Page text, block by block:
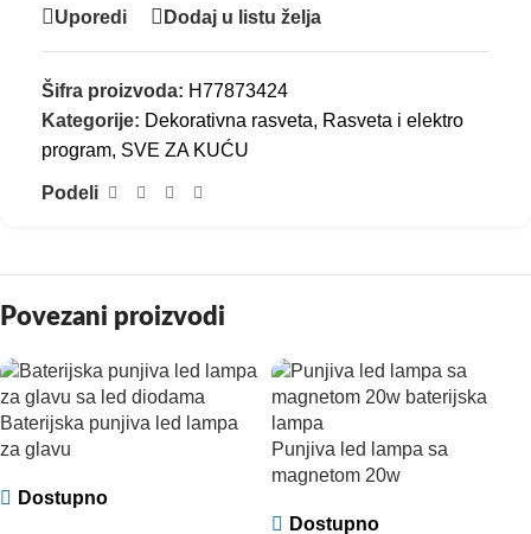
Uporedi Dodaj u listu želja
Šifra proizvoda: H77873424
Kategorije: Dekorativna rasveta, Rasveta i elektro
program, SVE ZA KUĆU
Podeli
Povezani proizvodi
Baterijska punjiva led lampa
za glavu
Dostupno
Punjiva led lampa sa
magnetom 20w
Dostupno